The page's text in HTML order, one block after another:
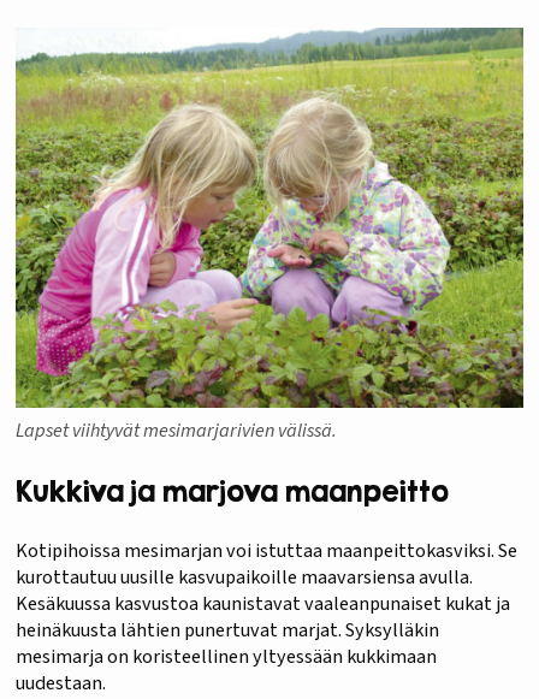
Lapset viihtyvät mesimarjarivien välissä.
Kukkiva ja marjova maanpeitto
Kotipihoissa mesimarjan voi istuttaa maanpeittokasviksi. Se
kurottautuu uusille kasvupaikoille maavarsiensa avulla.
Kesäkuussa kasvustoa kaunistavat vaaleanpunaiset kukat ja
heinäkuusta lähtien punertuvat marjat. Syksylläkin
mesimarja on koristeellinen yltyessään kukkimaan
uudestaan.